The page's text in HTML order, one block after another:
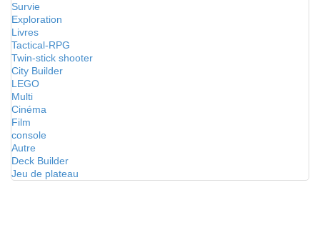
Survie
Exploration
Livres
Tactical-RPG
Twin-stick shooter
City Builder
LEGO
Multi
Cinéma
Film
console
Autre
Deck Builder
Jeu de plateau